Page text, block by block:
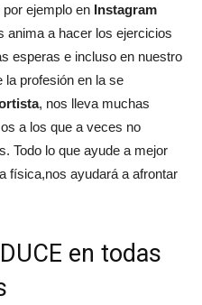
ejemplo en Instagram
anima a hacer los ejercicios
esperas e incluso en nuestro
la profesión en la se
, nos lleva muchas
a los que a veces no
Todo lo que ayude a mejor
física,nos ayudará a afrontar
en todas